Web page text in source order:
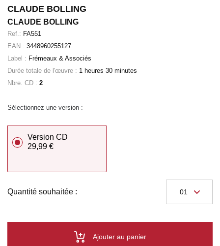
CLAUDE BOLLING
CLAUDE BOLLING
Ref.: FA551
EAN : 3448960255127
Label : Frémeaux & Associés
Durée totale de l'œuvre : 1 heures 30 minutes
Nbre. CD : 2
Sélectionnez une version :
Version CD
29,99 €
Quantité souhaitée :
Ajouter au panier